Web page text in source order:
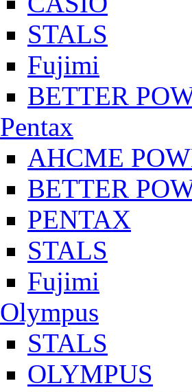
STALS
Fujimi
BETTER
Pentax
AHCME
BETTER
PENTAX
STALS
Fujimi
Olympus
STALS
OLYMPUS